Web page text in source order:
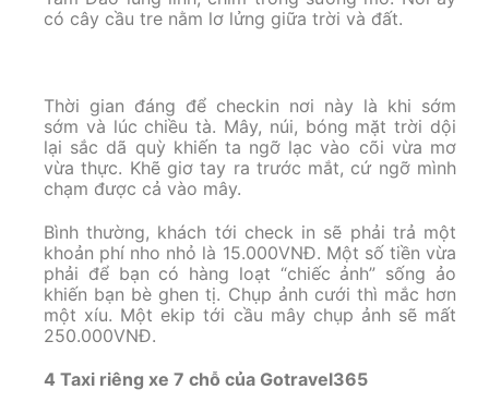
có cây cầu tre nằm lơ lửng giữa trời và đất.
Thời gian đáng để checkin nơi này là khi sớm
sớm và lúc chiều tà. Mây, núi, bóng mặt trời dội
lại sắc dã quỳ khiến ta ngỡ lạc vào cõi vừa mơ
vừa thực. Khẽ giơ tay ra trước mắt, cứ ngỡ mình
chạm được cả vào mây.
Bình thường, khách tới check in sẽ phải trả một
khoản phí nho nhỏ là 15.000VNĐ. Một số tiền vừa
phải để bạn có hàng loạt “chiếc ảnh” sống ảo
khiến bạn bè ghen tị. Chụp ảnh cưới thì mắc hơn
một xíu. Một ekip tới cầu mây chụp ảnh sẽ mất
250.000VNĐ.
4 Taxi riêng xe 7 chỗ của Gotravel365